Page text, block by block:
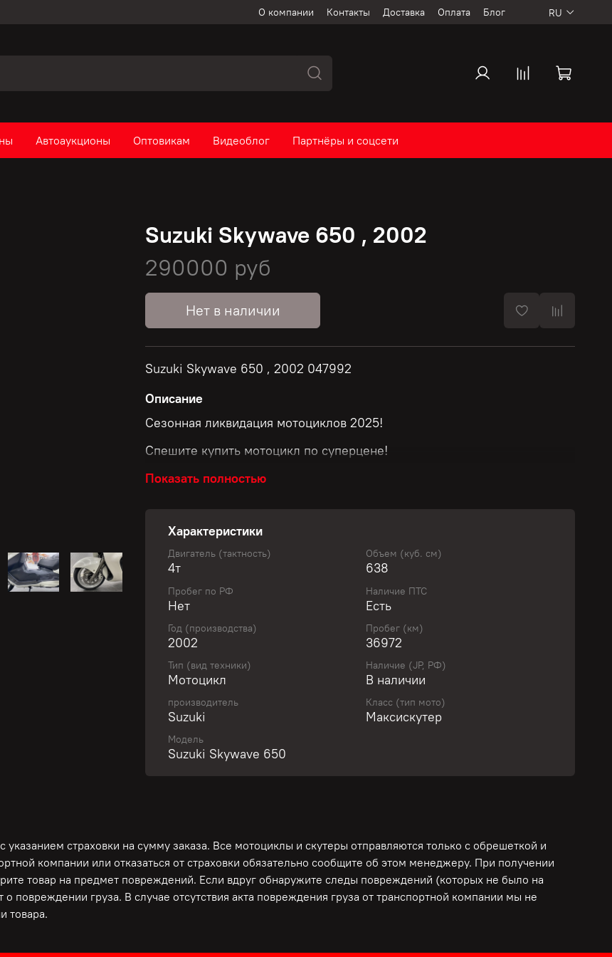
О компании Контакты Доставка Оплата Блог RU
Автоаукционы Оптовикам Видеоблог Партнёры и соцсети
Suzuki Skywave 650 , 2002
290000 руб
Нет в наличии
Suzuki Skywave 650 , 2002 047992
Описание
Сезонная ликвидация мотоциклов 2025!
Спешите купить мотоцикл по суперцене!
Скидки до 50 000 рублей!
Размер скидки зависит от модели и стоимости мотоцикла.
✅ Узнай свою уникальную скидку у нашего менеджера!
Свяжитесь с нами и получите персональное предложение уже сегодня!
Популярный максискутер от Suzuki! Комфортный и мощный! Без
пробега по РФ! Аукционный лист! Гарантирована работоспособность
двигателя, коробки, сцепления, тормозной системы!
для Вас дополнительные фото и видео запуска и работы всех систем!
ЛУЧШИЕ УСЛОВИЯ ПО КРЕДИТАМ И РАССРОЧКАМ!
Показать полностью
Характеристики
Двигатель (тактность)
4т
Объем (куб. см)
638
Пробег по РФ
Нет
Наличие ПТС
Есть
Год (производства)
2002
Пробег (км)
36972
Тип (вид техники)
Мотоцикл
Наличие (JP, РФ)
В наличии
производитель
Suzuki
Класс (тип мото)
Максискутер
Модель
Suzuki Skywave 650
страховки на сумму заказа. Все мотоциклы и скутеры отправляются только с обрешеткой и
компании или отказаться от страховки обязательно сообщите об этом менеджеру. При получении
товар на предмет повреждений. Если вдруг обнаружите следы повреждений (которых не было на
повреждении груза. В случае отсутствия акта повреждения груза от транспортной компании мы не
товара.